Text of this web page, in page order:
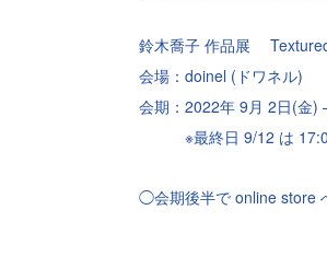
鈴木喬子 作品展
会場：doinel (ドワネル)
会期：2022年 9月 2日(
※最終日 9/12 は
◯会期後半で online store